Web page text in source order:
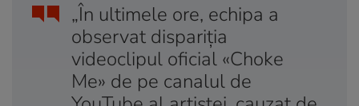
„În ultimele ore, echipa a
observat dispariția
videoclipul oficial «Choke
Me» de pe canalul de